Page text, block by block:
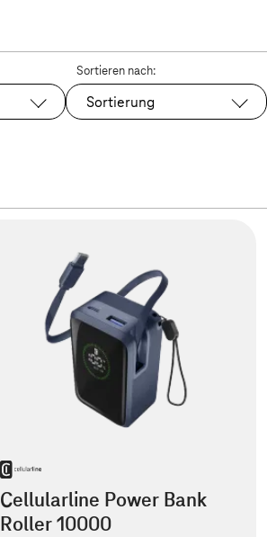
Sortieren nach:
Sortierung
Cellularline Power Bank
Roller 10000